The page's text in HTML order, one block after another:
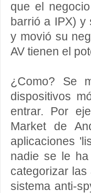
que el
barrió a IPX)
y movió su
AV tienen el
¿Como? Se
dispositivos
entrar. Por
Market de
aplicaciones
nadie se le
categorizar
sistema anti-